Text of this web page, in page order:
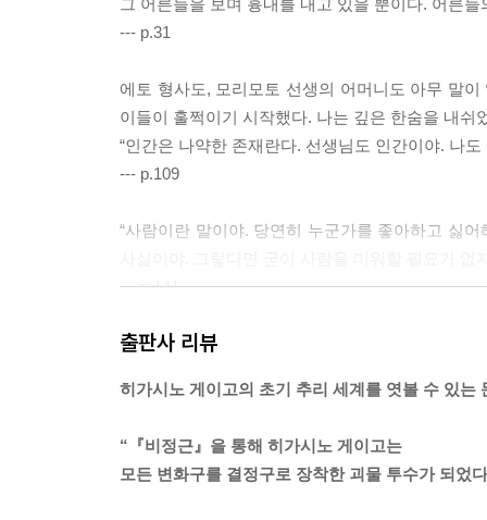
그 어른들을 보며 흉내를 내고 있을 뿐이다. 어른
--- p.31
에토 형사도, 모리모토 선생의 어머니도 아무 말
이들이 훌쩍이기 시작했다. 나는 깊은 한숨을 내쉬
“인간은 나약한 존재란다. 선생님도 인간이야. 나
--- p.109
“사람이란 말이야. 당연히 누군가를 좋아하고 싫
--- p.141
사실 9월부터 이 학교에서 비상근 교사로 일하기
야 하는 학생이 6학년이라는 사실을 듣고 눈앞이
--- p.146
출판사 리뷰
히가시노 게이고의 초기 추리 세계를 엿볼 수 있는
“『비정근』을 통해 히가시노 게이고는
모든 변화구를 결정구로 장착한 괴물 투수가 되었